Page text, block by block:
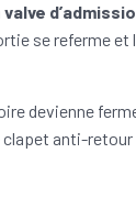
valve
se referme et
devienne
anti-